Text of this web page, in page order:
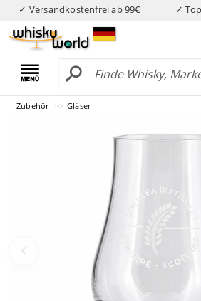
✓ Versandkostenfrei ab 99€ ✓
Zubehör Gläser